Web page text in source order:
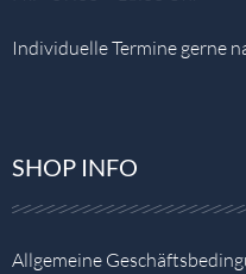
Individuelle Termine gerne
SHOP INFO
Allgemeine